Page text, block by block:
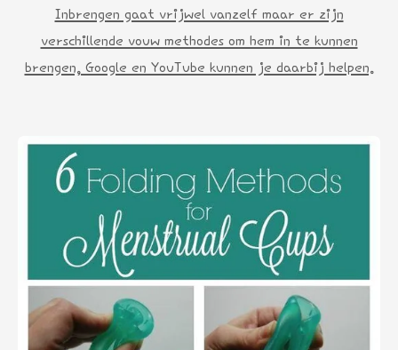
Inbrengen gaat vrijwel vanzelf maar er zijn
verschillende vouw methodes om hem in te kunnen
brengen, Google en YouTube kunnen je daarbij helpen.